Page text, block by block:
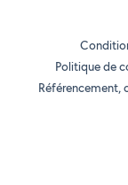
Politique de
Référencement,